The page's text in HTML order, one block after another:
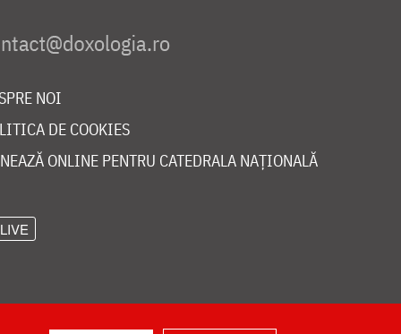
NOI
DE COOKIES
ONLINE PENTRU CATEDRALA NAȚIONALĂ
LIVE